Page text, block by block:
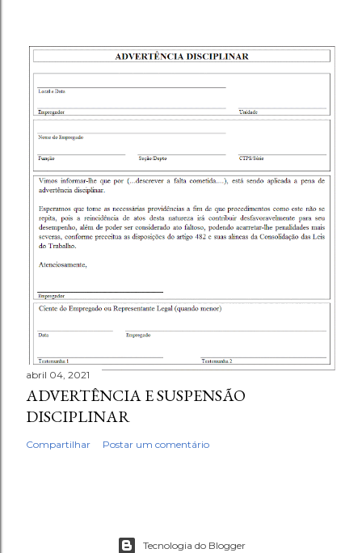
abril 04, 2021
ADVERTÊNCIA E SUSPENSÃO
DISCIPLINAR
Compartilhar Postar um comentário
Tecnologia do Blogger